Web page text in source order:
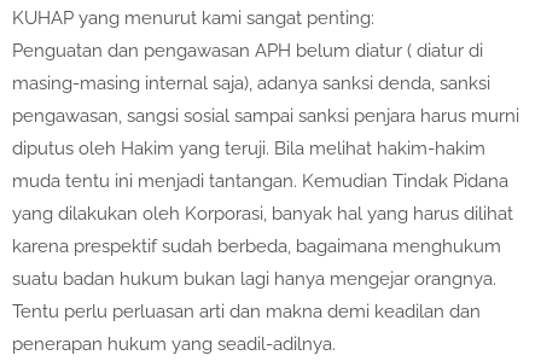
KUHAP yang menurut kami sangat penting:
Penguatan dan pengawasan APH belum diatur ( diatur di
masing-masing internal saja), adanya sanksi denda, sanksi
pengawasan, sangsi sosial sampai sanksi penjara harus murni
diputus oleh Hakim yang teruji. Bila melihat hakim-hakim
muda tentu ini menjadi tantangan. Kemudian Tindak Pidana
yang dilakukan oleh Korporasi, banyak hal yang harus dilihat
karena prespektif sudah berbeda, bagaimana menghukum
suatu badan hukum bukan lagi hanya mengejar orangnya.
Tentu perlu perluasan arti dan makna demi keadilan dan
penerapan hukum yang seadil-adilnya.